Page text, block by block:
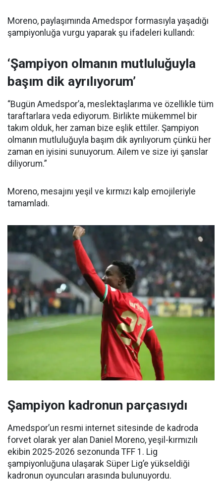
Moreno, paylaşımında Amedspor formasıyla yaşadığı
şampiyonluğa vurgu yaparak şu ifadeleri kullandı:
‘Şampiyon olmanın mutluluğuyla
başım dik ayrılıyorum’
“Bugün Amedspor’a, meslektaşlarıma ve özellikle tüm
taraftarlara veda ediyorum. Birlikte mükemmel bir
takım olduk, her zaman bize eşlik ettiler. Şampiyon
olmanın mutluluğuyla başım dik ayrılıyorum çünkü her
zaman en iyisini sunuyorum. Ailem ve size iyi şanslar
diliyorum.”
Moreno, mesajını yeşil ve kırmızı kalp emojileriyle
tamamladı.
Şampiyon kadronun parçasıydı
Amedspor’un resmi internet sitesinde de kadroda
forvet olarak yer alan Daniel Moreno, yeşil-kırmızılı
ekibin 2025-2026 sezonunda TFF 1. Lig
şampiyonluğuna ulaşarak Süper Lig’e yükseldiği
kadronun oyuncuları arasında bulunuyordu.